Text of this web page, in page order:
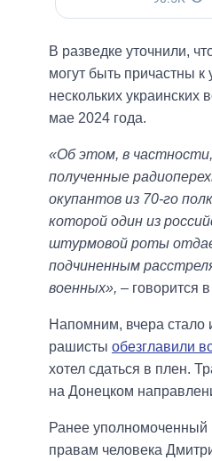
В разведке уточнили,
могут быть причастны к
нескольких украинских
мае 2024 года.
«Об этом, в
полученные
окупантов из 70-го
которой один из
штурмовой роты
подчиненным
военных», – говорится
Напомним, вчера стало
рашисты обезглавили
хотел сдаться в плен.
на Донецком
Ранее
правам человека